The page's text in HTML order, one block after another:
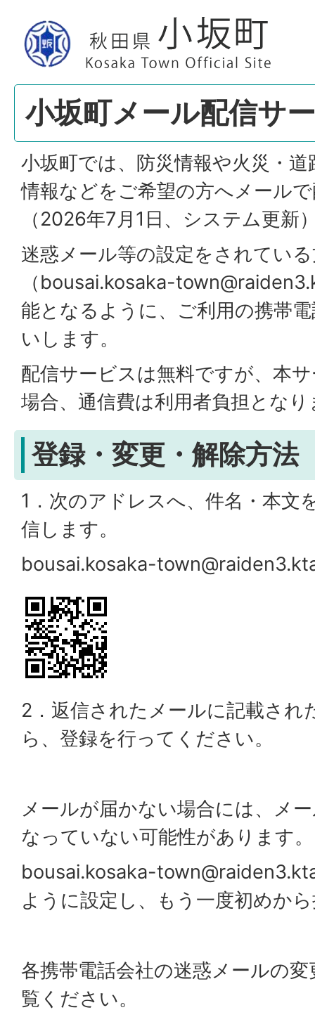
小坂町メール配信サ
小坂町では、防災情報や火災・
情報などをご希望の方へメール
（2026年7月1日、システム更新
迷惑メール等の設定をされてい
（bousai.kosaka-
能となるように、ご利用の携帯
いします。
配信サービスは無料ですが、本
場合、通信費は利用者負担となり
登録・変更・解除方法
1．次のアドレスへ、件名・本文
信します。
bousai.kosaka-
2．返信されたメールに記載され
ら、登録を行ってください。
メールが届かない場合には、メ
なっていない可能性があります。
bousai.kosaka-
ように設定し、もう一度初めか
各携帯電話会社の迷惑メールの
覧ください。